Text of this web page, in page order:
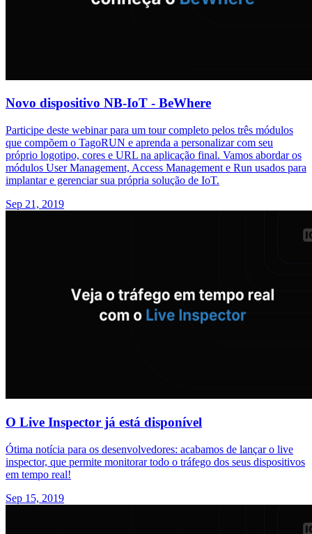
Novo dispositivo NB-IoT - BeWhere
Participe deste webinar para um tour completo pelos três módulos
que compõem o TagoRUN e aprenda a personalizar com seu
próprio logotipo, cores e URL na aplicação final. Vamos abordar os
módulos User Management, Access Management e Run usados para
implantar e gerenciar sua própria solução de IoT.
Sep 21, 2019
O Live Inspector já está disponível
Ótima notícia para os desenvolvedores: acabamos de lançar o live
inspector, que permite monitorar todo o tráfego dos seus dispositivos
em tempo real!
Sep 15, 2019